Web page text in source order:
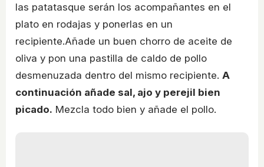
las patatasque serán los acompañantes en el
plato en rodajas y ponerlas en un
recipiente.Añade un buen chorro de aceite de
oliva y pon una pastilla de caldo de pollo
desmenuzada dentro del mismo recipiente. A
continuación añade sal, ajo y perejil bien
picado. Mezcla todo bien y añade el pollo.